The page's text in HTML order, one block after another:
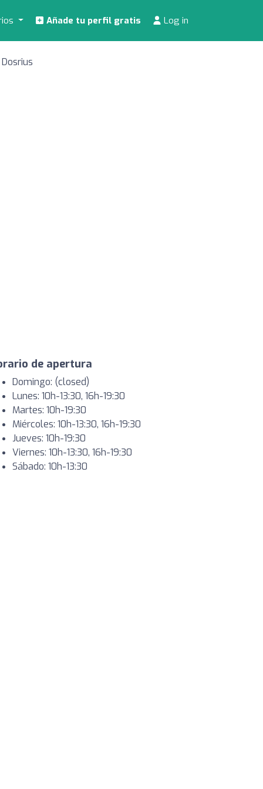
Añade tu perfil gratis Log in
de apertura
Domingo: (closed)
Lunes: 10h-13:30, 16h-19:30
Martes: 10h-19:30
Miércoles: 10h-13:30, 16h-19:30
Jueves: 10h-19:30
Viernes: 10h-13:30, 16h-19:30
Sábado: 10h-13:30